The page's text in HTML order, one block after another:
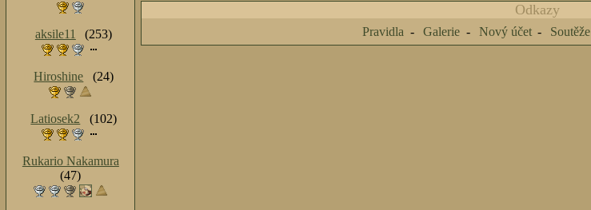
aksile11 (253)
Hiroshine (24)
Latiosek2 (102)
Rukario Nakamura
(47)
Odkazy
Pravidla Galerie Nový účet Soutěže